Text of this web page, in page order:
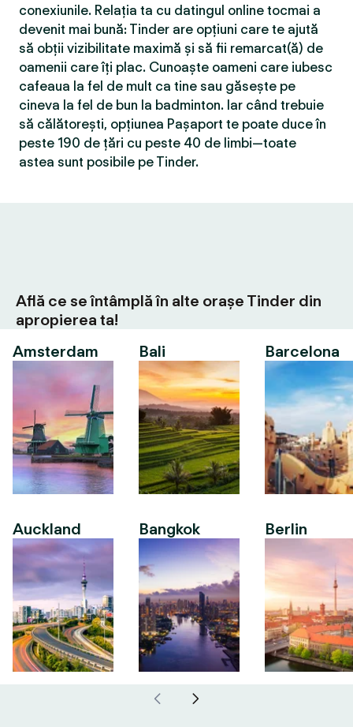
conexiunile. Relația ta cu datingul online tocmai a
devenit mai bună: Tinder are opțiuni care te ajută
să obții vizibilitate maximă și să fii remarcat(ă) de
oamenii care îți plac. Cunoaște oameni care iubesc
cafeaua la fel de mult ca tine sau găsește pe
cineva la fel de bun la badminton. Iar când trebuie
să călătorești, opțiunea Pașaport te poate duce în
peste 190 de țări cu peste 40 de limbi—toate
astea sunt posibile pe Tinder.
Află ce se întâmplă în alte orașe Tinder din
apropierea ta!
Amsterdam
Auckland
Bali
Bangkok
Barcelona
Berlin